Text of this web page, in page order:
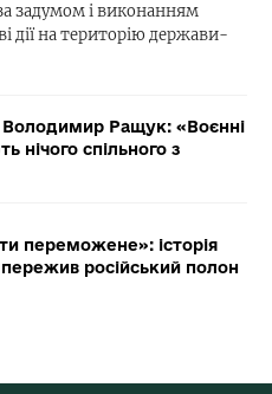
задумом і виконанням
дії на територію держави-
Володимир Ращук: «Воєнні
нічого спільного з
переможене»: історія
російський полон